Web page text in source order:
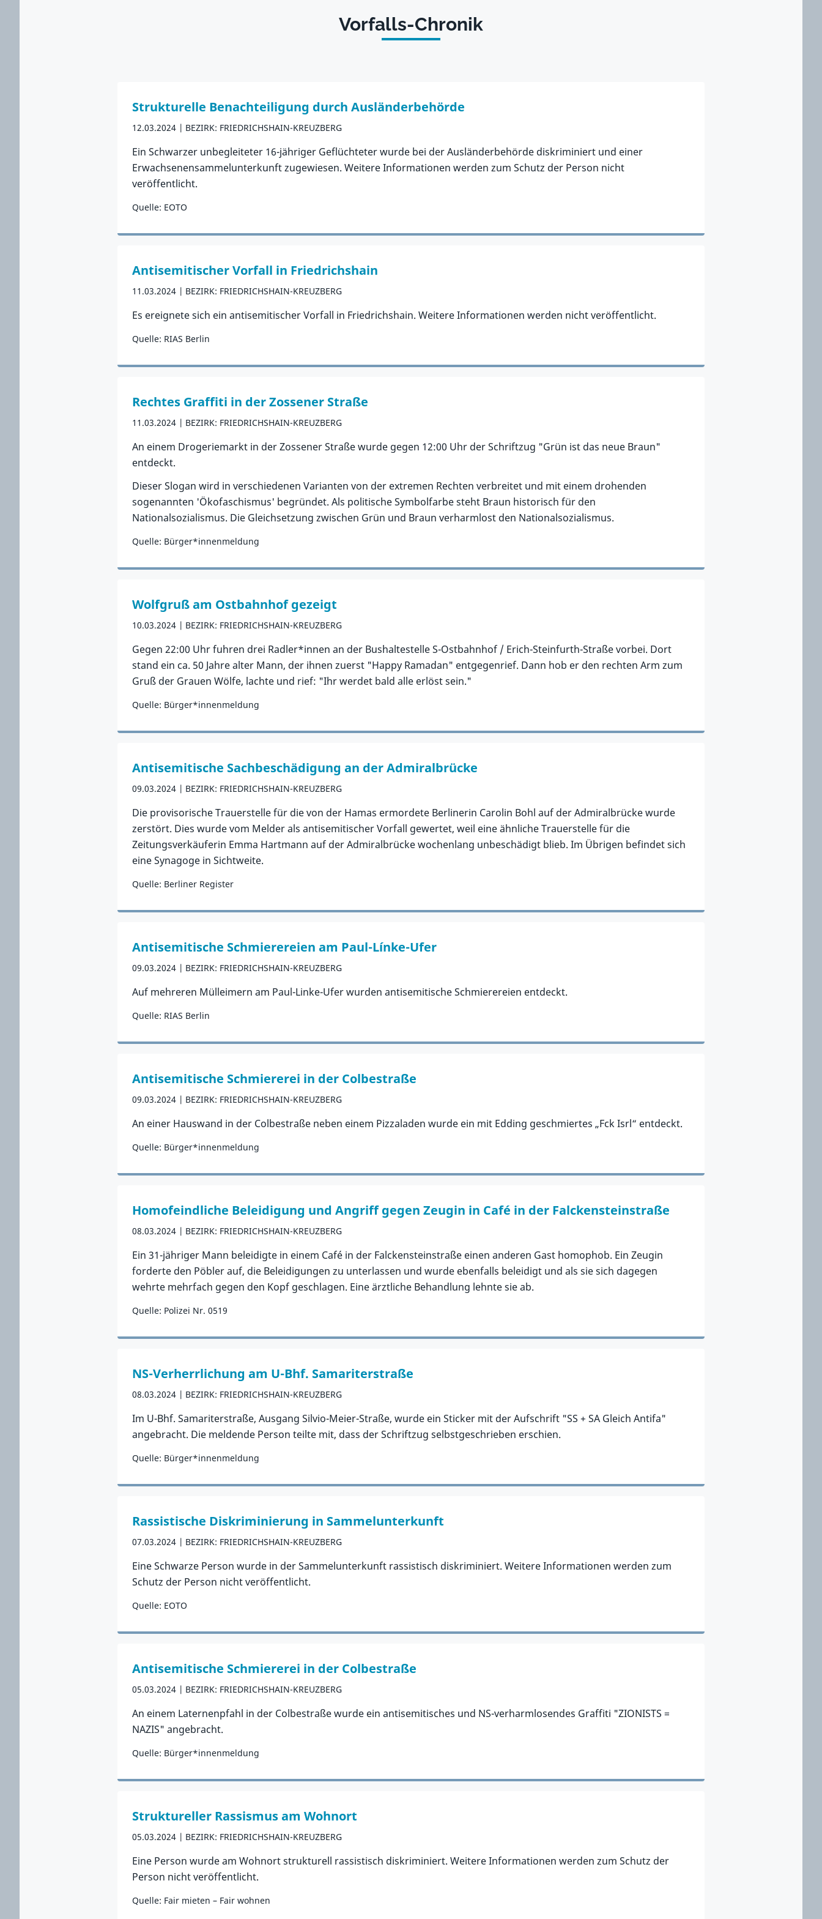
Vorfalls-Chronik
Strukturelle Benachteiligung durch Ausländerbehörde
12.03.2024 BEZIRK: FRIEDRICHSHAIN-KREUZBERG
Ein Schwarzer unbegleiteter 16-jähriger Geflüchteter wurde bei der Ausländerbehörde diskriminiert und einer
Erwachsenensammelunterkunft zugewiesen. Weitere Informationen werden zum Schutz der Person nicht
veröffentlicht.
Quelle: EOTO
Zum Vorfall
Antisemitischer Vorfall in Friedrichshain
11.03.2024 BEZIRK: FRIEDRICHSHAIN-KREUZBERG
Es ereignete sich ein antisemitischer Vorfall in Friedrichshain. Weitere Informationen werden nicht veröffentlicht.
Quelle: RIAS Berlin
Zum Vorfall
Rechtes Graffiti in der Zossener Straße
11.03.2024 BEZIRK: FRIEDRICHSHAIN-KREUZBERG
An einem Drogeriemarkt in der Zossener Straße wurde gegen 12:00 Uhr der Schriftzug "Grün ist das neue Braun"
entdeckt.
Dieser Slogan wird in verschiedenen Varianten von der extremen Rechten verbreitet und mit einem drohenden
sogenannten 'Ökofaschismus' begründet. Als politische Symbolfarbe steht Braun historisch für den
Nationalsozialismus. Die Gleichsetzung zwischen Grün und Braun verharmlost den Nationalsozialismus.
Quelle: Bürger*innenmeldung
Zum Vorfall
Wolfgruß am Ostbahnhof gezeigt
10.03.2024 BEZIRK: FRIEDRICHSHAIN-KREUZBERG
Gegen 22:00 Uhr fuhren drei Radler*innen an der Bushaltestelle S-Ostbahnhof / Erich-Steinfurth-Straße vorbei. Dort
stand ein ca. 50 Jahre alter Mann, der ihnen zuerst "Happy Ramadan" entgegenrief. Dann hob er den rechten Arm zum
Gruß der Grauen Wölfe, lachte und rief: "Ihr werdet bald alle erlöst sein."
Quelle: Bürger*innenmeldung
Zum Vorfall
Antisemitische Sachbeschädigung an der Admiralbrücke
09.03.2024 BEZIRK: FRIEDRICHSHAIN-KREUZBERG
Die provisorische Trauerstelle für die von der Hamas ermordete Berlinerin Carolin Bohl auf der Admiralbrücke wurde
zerstört. Dies wurde vom Melder als antisemitischer Vorfall gewertet, weil eine ähnliche Trauerstelle für die
Zeitungsverkäuferin Emma Hartmann auf der Admiralbrücke wochenlang unbeschädigt blieb. Im Übrigen befindet sich
eine Synagoge in Sichtweite.
Quelle: Berliner Register
Zum Vorfall
Antisemitische Schmierereien am Paul-Línke-Ufer
09.03.2024 BEZIRK: FRIEDRICHSHAIN-KREUZBERG
Auf mehreren Mülleimern am Paul-Linke-Ufer wurden antisemitische Schmierereien entdeckt.
Quelle: RIAS Berlin
Zum Vorfall
Antisemitische Schmiererei in der Colbestraße
09.03.2024 BEZIRK: FRIEDRICHSHAIN-KREUZBERG
An einer Hauswand in der Colbestraße neben einem Pizzaladen wurde ein mit Edding geschmiertes „Fck Isrl“ entdeckt.
Quelle: Bürger*innenmeldung
Zum Vorfall
Homofeindliche Beleidigung und Angriff gegen Zeugin in Café in der Falckensteinstraße
08.03.2024 BEZIRK: FRIEDRICHSHAIN-KREUZBERG
Ein 31-jähriger Mann beleidigte in einem Café in der Falckensteinstraße einen anderen Gast homophob. Ein Zeugin
forderte den Pöbler auf, die Beleidigungen zu unterlassen und wurde ebenfalls beleidigt und als sie sich dagegen
wehrte mehrfach gegen den Kopf geschlagen. Eine ärztliche Behandlung lehnte sie ab.
Quelle: Polizei Nr. 0519
Zum Vorfall
NS-Verherrlichung am U-Bhf. Samariterstraße
08.03.2024 BEZIRK: FRIEDRICHSHAIN-KREUZBERG
Im U-Bhf. Samariterstraße, Ausgang Silvio-Meier-Straße, wurde ein Sticker mit der Aufschrift "SS + SA Gleich Antifa"
angebracht. Die meldende Person teilte mit, dass der Schriftzug selbstgeschrieben erschien.
Quelle: Bürger*innenmeldung
Zum Vorfall
Rassistische Diskriminierung in Sammelunterkunft
07.03.2024 BEZIRK: FRIEDRICHSHAIN-KREUZBERG
Eine Schwarze Person wurde in der Sammelunterkunft rassistisch diskriminiert. Weitere Informationen werden zum
Schutz der Person nicht veröffentlicht.
Quelle: EOTO
Zum Vorfall
Antisemitische Schmiererei in der Colbestraße
05.03.2024 BEZIRK: FRIEDRICHSHAIN-KREUZBERG
An einem Laternenpfahl in der Colbestraße wurde ein antisemitisches und NS-verharmlosendes Graffiti "ZIONISTS =
NAZIS" angebracht.
Quelle: Bürger*innenmeldung
Zum Vorfall
Struktureller Rassismus am Wohnort
05.03.2024 BEZIRK: FRIEDRICHSHAIN-KREUZBERG
Eine Person wurde am Wohnort strukturell rassistisch diskriminiert. Weitere Informationen werden zum Schutz der
Person nicht veröffentlicht.
Quelle: Fair mieten – Fair wohnen